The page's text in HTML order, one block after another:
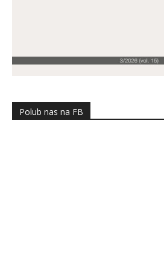
Polub nas na FB